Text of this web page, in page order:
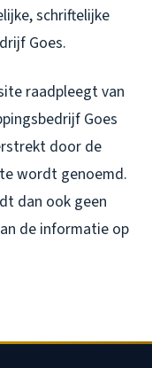
schriftelijke
Goes.
raadpleegt van
Goes
door de
wordt genoemd.
dan ook geen
de informatie op